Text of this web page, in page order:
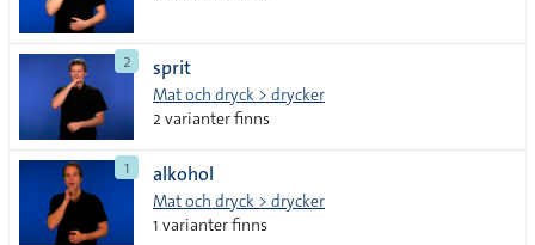
2 sprit
Mat och dryck > drycker
2 varianter finns
1 alkohol
Mat och dryck > drycker
1 varianter finns